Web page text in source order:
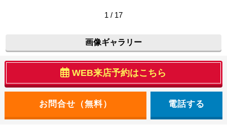
1 / 17
画像ギャラリー
WEB来店予約はこちら
電話する